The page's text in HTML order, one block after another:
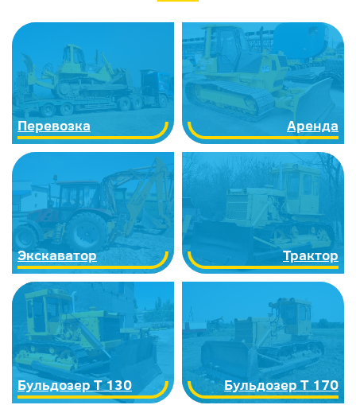
Перевозка Аренда
Экскаватор Трактор
Бульдозер Т 130 Бульдозер Т 170